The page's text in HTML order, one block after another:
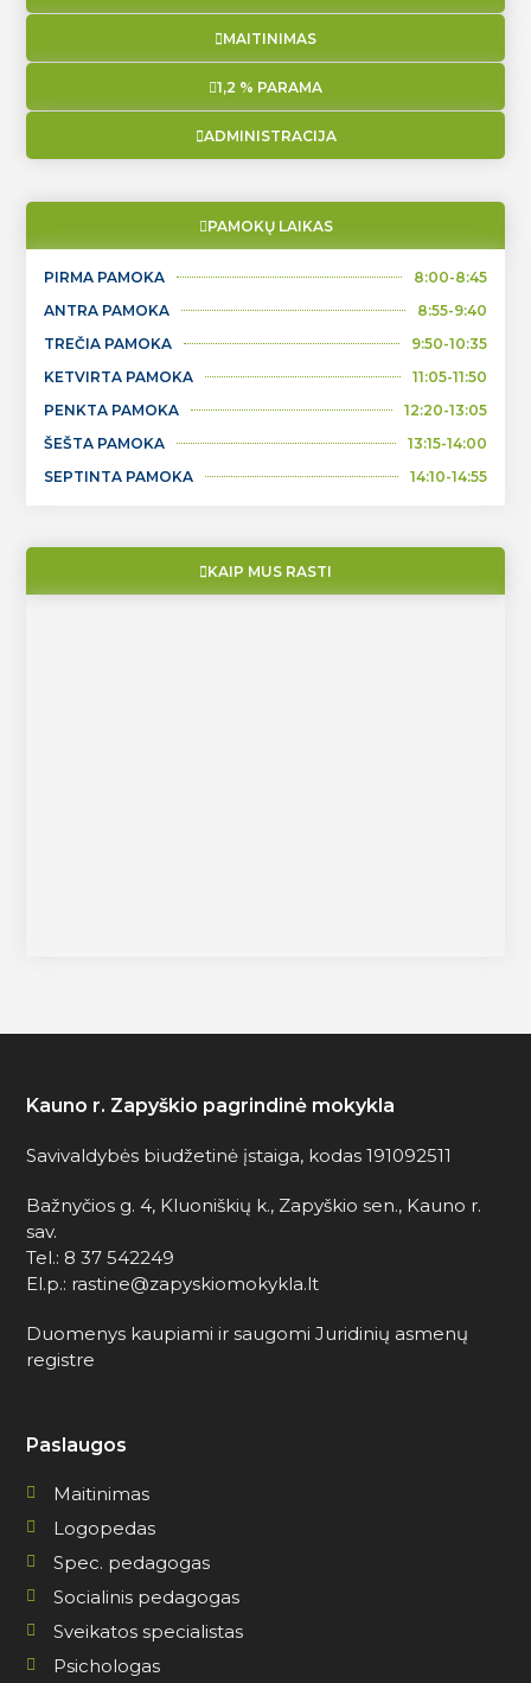
MAITINIMAS
1,2 % PARAMA
ADMINISTRACIJA
PAMOKŲ LAIKAS
PIRMA PAMOKA
8:00-8:45
ANTRA PAMOKA
8:55-9:40
TREČIA PAMOKA
9:50-10:35
KETVIRTA PAMOKA
11:05-11:50
PENKTA PAMOKA
12:20-13:05
ŠEŠTA PAMOKA
13:15-14:00
SEPTINTA PAMOKA
14:10-14:55
KAIP MUS RASTI
Kauno r. Zapyškio pagrindinė mokykla
Savivaldybės biudžetinė įstaiga, kodas 191092511
Bažnyčios g. 4, Kluoniškių k., Zapyškio sen., Kauno r.
sav.
Tel.: 8 37 542249
El.p.: rastine@zapyskiomokykla.lt
Duomenys kaupiami ir saugomi Juridinių asmenų
registre
Paslaugos
Maitinimas
Logopedas
Spec. pedagogas
Socialinis pedagogas
Sveikatos specialistas
Psichologas